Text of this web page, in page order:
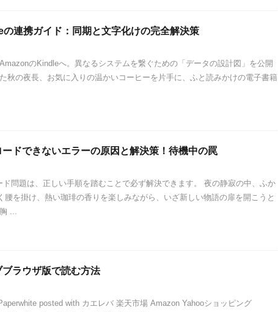
連携ガイド：同期と文字化けの完全解決策
のKindleへ。異なるシステムを繋ぐための「データの設計図」を公開
秋の夜長、お気に入りの温かいコーヒーを片手に、ふと読みかけの電子書籍
ドできないエラーの原因と解決策！待機中の罠
ド問題は、正しい手順を踏むことで必ず解決できます。 夜の静寂の中、ふか
腰を掛け、熱い珈琲の香りを楽しみながら、いざ新しい物語の扉を開こうと
...
ラウザ版で読む方法
posted with カエレバ 楽天市場 Amazon Yahooショッピング